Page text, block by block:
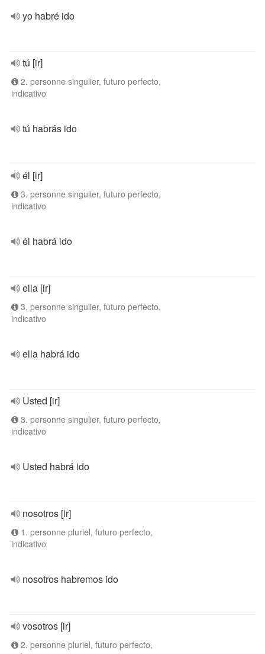
yo habré ido
tú [ir]
2. personne singulier, futuro perfecto,
indicativo
tú habrás ido
él [ir]
3. personne singulier, futuro perfecto,
indicativo
él habrá ido
ella [ir]
3. personne singulier, futuro perfecto,
indicativo
ella habrá ido
Usted [ir]
3. personne singulier, futuro perfecto,
indicativo
Usted habrá ido
nosotros [ir]
1. personne pluriel, futuro perfecto,
indicativo
nosotros habremos ido
vosotros [ir]
2. personne pluriel, futuro perfecto,